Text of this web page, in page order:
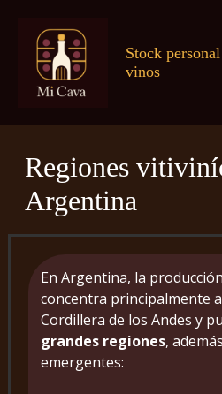
Stock
vinos
Regiones
Argentina
En Argentina, la
concentra principalmente
Cordillera de los Andes y
grandes regiones,
emergentes: